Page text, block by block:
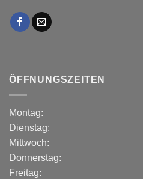
ÖFFNUNGSZEITEN
Montag:
Dienstag:
Mittwoch:
Donnerstag:
Freitag: